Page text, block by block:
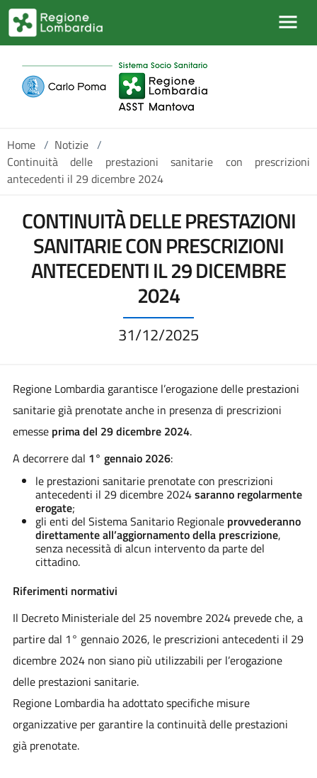
Salta al contenuto principale
Home / Notizie /
Continuità delle prestazioni sanitarie con prescrizioni
antecedenti il 29 dicembre 2024
CONTINUITÀ DELLE PRESTAZIONI
SANITARIE CON PRESCRIZIONI
ANTECEDENTI IL 29 DICEMBRE
2024
31/12/2025
Regione Lombardia garantisce l’erogazione delle prestazioni
sanitarie già prenotate anche in presenza di prescrizioni
emesse prima del 29 dicembre 2024.
A decorrere dal 1° gennaio 2026:
le prestazioni sanitarie prenotate con prescrizioni
antecedenti il 29 dicembre 2024saranno regolarmente
erogate;
gli enti del Sistema Sanitario Regionale provvederanno
direttamente all’aggiornamento della prescrizione,
senza necessità di alcun intervento da parte del
cittadino.
Riferimenti normativi
Il Decreto Ministeriale del 25 novembre 2024 prevede che, a
partire dal 1° gennaio 2026, le prescrizioni antecedenti il 29
dicembre 2024 non siano più utilizzabili per l’erogazione
delle prestazioni sanitarie.
Regione Lombardia ha adottato specifiche misure
organizzative per garantire la continuità delle prestazioni
già prenotate.